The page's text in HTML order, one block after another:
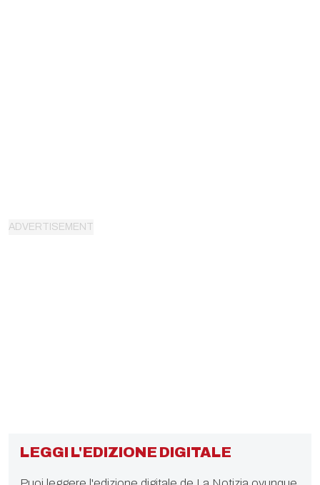
LEGGI L'EDIZIONE DIGITALE